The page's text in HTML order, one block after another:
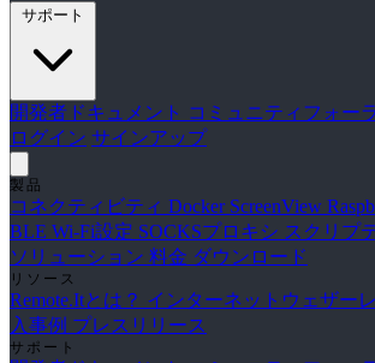
開発者ドキュメント コミュニティフォー
ログイン サインアップ
製品
コネクティビティ Docker ScreenView
BLE Wi-Fi設定 SOCKSプロキシ スクリプ
ソリューション 料金 ダウンロード
リソース
Remote.Itとは？ インターネットウェザー
入事例 プレスリリース
サポート